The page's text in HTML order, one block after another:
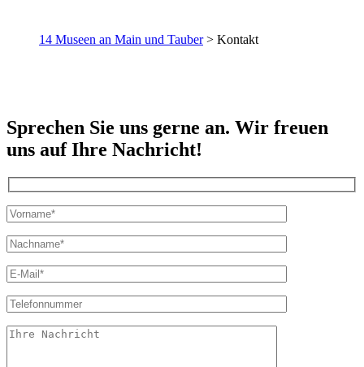
14 Museen an Main und Tauber> Kontakt
Sprechen Sie uns gerne an. Wir freuen
uns auf Ihre Nachricht!